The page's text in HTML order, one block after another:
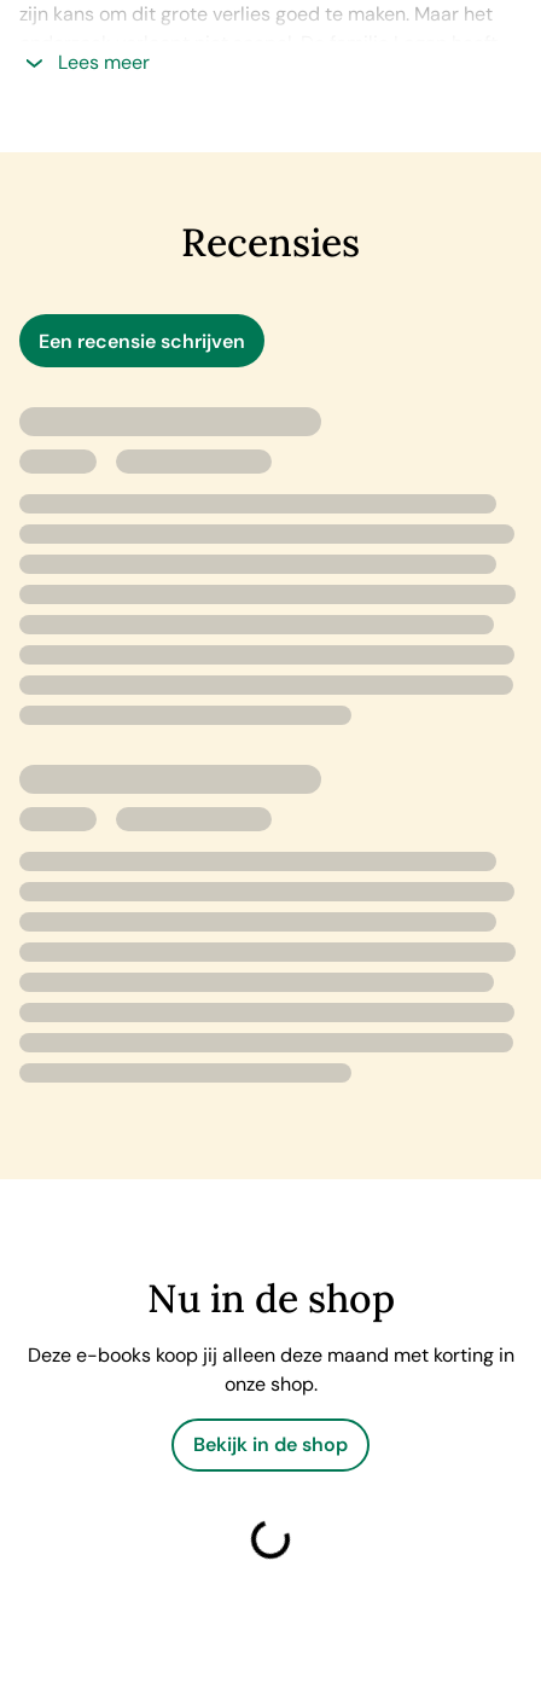
zijn kans om dit grote verlies goed te maken. Maar het
geheimen die ze niet wil prijsgeven. Elke keer dat Lucy en
vinden voordat het te laat is?
thriller!’ Elles Maas, Bruna Vlissingen
Lees meer
Recensies
Een recensie schrijven
Nu in de shop
Deze e-books koop jij alleen deze maand met korting in
onze shop.
Bekijk in de shop
laden